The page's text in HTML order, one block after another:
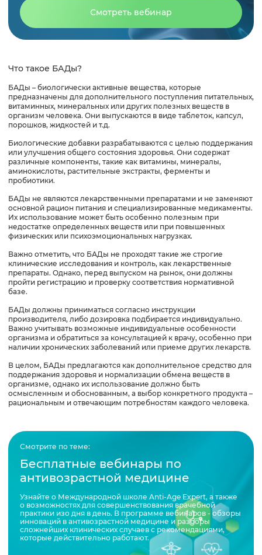
Чего нужно опасаться при употреблении БАДов?
Список использованной литературы
Смотреть вебинар
Что такое БАДы?
БАДы – биологически активные вещества, которые
предназначены для дополнительного поступления питательных,
витаминных, минеральных или других полезных веществ в
организм человека. Они выпускаются в виде таблеток, капсул,
порошков, жидкостей и т.д.
Биологические добавки разрабатываются с целью поддержания
или улучшения общего состояния здоровья. Они содержат
различные компоненты, такие как витамины, минералы,
аминокислоты, растительные экстракты, ферменты и
пробиотики.
БАДы не являются лекарственными препаратами и не заменяют
основной рацион питания и специализированные медикаменты.
Их использование может быть особенно полезным при
недостатке определенных веществ или при повышенных
физических или психоэмоциональных нагрузках.
Важно отметить, что БАДы не проходят такие же строгие
клинические исследования и контроль, как лекарственные
препараты. Однако, перед выпуском на рынок, они должны
пройти регистрацию и проверку соответствия нормативной
базе.
БАДы должны приниматься согласно инструкции
производителя, либо дозировка подбирается индивидуально.
Важно учитывать возможные индивидуальные особенности
организма и обратиться за консультацией к врачу, особенно при
наличии хронических заболеваний или приеме других лекарств.
В целом, БАДы предлагаются как дополнительное средство для
поддержания здоровья и нормализации обмена веществ в
организме, однако их использование должно быть
осмысленным и обоснованным, а выбор конкретного продукта –
рациональным и отвечающим потребностям каждого человека.
Смотрите по теме:
Бесплатные вебинары по
антивозрастной медицине
Узнайте о Международной школе Anti-Age Expert, а также
о возможностях для совершенствования врачебной
практики изо дня в день. В программе вебинаров - обзоры
инноваций в антивозрастной медицине и разборы
сложнейших клинических случаев с рекомендациями,
которые действительно работают.